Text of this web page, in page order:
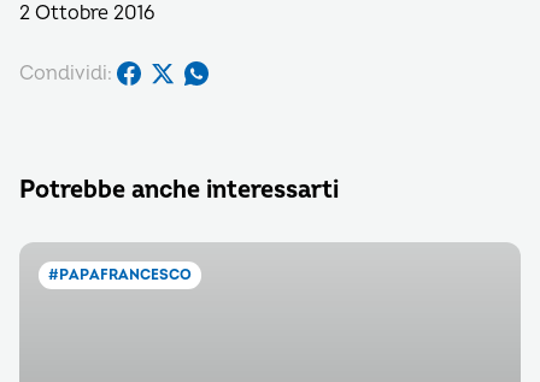
2 Ottobre 2016
Condividi:
Potrebbe anche interessarti
#PAPAFRANCESCO